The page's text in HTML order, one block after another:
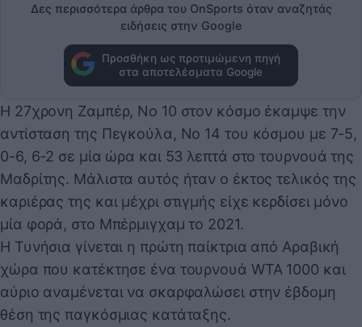
Δες περισσότερα άρθρα του OnSports όταν αναζητάς
ειδήσεις στην Google
Προσθήκη ως προτιμώμενη πηγή
στα αποτελέσματα Google
Η 27χρονη Ζαμπέρ, Νο 10 στον κόσμο έκαμψε την
αντίσταση της Πεγκούλα, Νο 14 του κόσμου με 7-5,
0-6, 6-2 σε μία ώρα και 53 λεπτά στο τουρνουά της
Μαδρίτης. Μάλιστα αυτός ήταν ο έκτος τελικός της
καριέρας της και μέχρι στιγμής είχε κερδίσει μόνο
μία φορά, στο Μπέρμιγχαμ το 2021.
Η Τυνήσια γίνεται η πρώτη παίκτρια από Αραβική
χώρα που κατέκτησε ένα τουρνουά WTA 1000 και
αύριο αναμένεται να σκαρφαλώσει στην έβδομη
θέση της παγκόσμιας κατάταξης.